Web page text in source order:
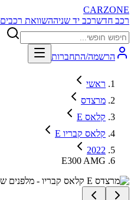
CARZONE
רכב חדשרכב יד שניההשוואת רכבים
הרשמה/התחברות
ראשי
מרצדס
E קלאס
E קלאס קבריו
2022
E300 AMG